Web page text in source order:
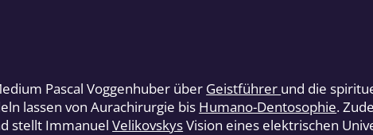
Pascal Voggenhuber über Geistführer und die
lassen von Aurachirurgie bis Humano-Dentosophie.
stellt ImmanuelVelikovskysVision eines elektrischen